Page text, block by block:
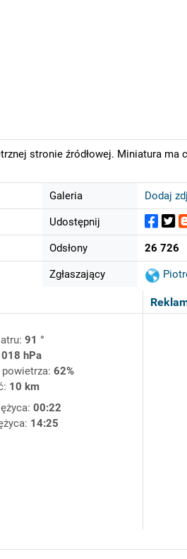
stronie źródłowej. Miniatura ma
Galeria Dodaj
Udostępnij
Odsłony 26 726
Zgłaszający
91 °
hPa
62%
10 km
00:22
14:25